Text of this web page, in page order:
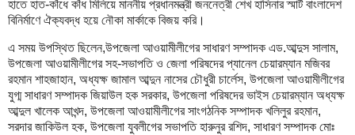
হাতে হাত-কাঁধে কাঁধ মিলিয়ে মাননীয় প্রধানমন্ত্রী জননেত্রী শেখ হাসিনার স্মার্ট বাংলাদেশ
বিনির্মাণে ঐক্যবদ্ধ হয়ে নৌকা মার্কাকে বিজয় করি।
এ সময় উপস্থিত ছিলেন,উপজেলা আওয়ামীলীগের সাধারণ সম্পাদক এড.আব্দুস সালাম,
উপজেলা আওয়ামীলীগের সহ-সভাপতি ও জেলা পরিষদের প্যানেল চেয়ারম্যান মজিবর
রহমান শাহজাহান, অধ্যক্ষ জামাল আব্দুন নাসের চৌধুরী চার্লেস, উপজেলা আওয়ামীলীগের
যুগ্ম সাধারণ সম্পাদক জিয়াউল হক সরকার, উপজেলা পরিষদের ভাইস চেয়ারম্যান অধ্যক্ষ
আব্দুল খালেক আখন্দ, উপজেলা আওয়ামীলীগের সাংগঠনিক সম্পাদক খলিলুর রহমান,
সরদার জাকিউল হক, উপজেলা যুবলীগের সভাপতি হারুনুর রশিদ, সাধারণ সম্পাদক মোঃ